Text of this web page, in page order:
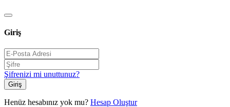
Giriş
Şifrenizi mi unuttunuz?
Giriş
Henüz hesabınız yok mu? Hesap Oluştur